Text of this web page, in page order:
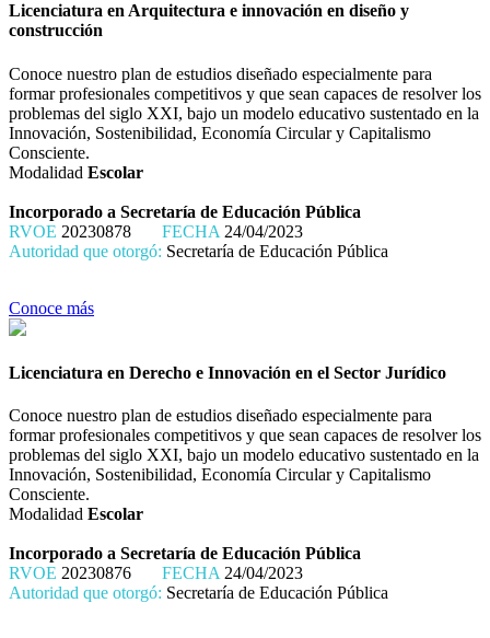
Licenciatura en Arquitectura e innovación en diseño y
construcción
Conoce nuestro plan de estudios diseñado especialmente para
formar profesionales competitivos y que sean capaces de resolver los
problemas del siglo XXI, bajo un modelo educativo sustentado en la
Innovación, Sostenibilidad, Economía Circular y Capitalismo
Consciente.
Modalidad Escolar
Incorporado a Secretaría de Educación Pública
RVOE 20230878 FECHA 24/04/2023
Autoridad que otorgó: Secretaría de Educación Pública
Conoce más
Licenciatura en Derecho e Innovación en el Sector Jurídico
Conoce nuestro plan de estudios diseñado especialmente para
formar profesionales competitivos y que sean capaces de resolver los
problemas del siglo XXI, bajo un modelo educativo sustentado en la
Innovación, Sostenibilidad, Economía Circular y Capitalismo
Consciente.
Modalidad Escolar
Incorporado a Secretaría de Educación Pública
RVOE 20230876 FECHA 24/04/2023
Autoridad que otorgó: Secretaría de Educación Pública